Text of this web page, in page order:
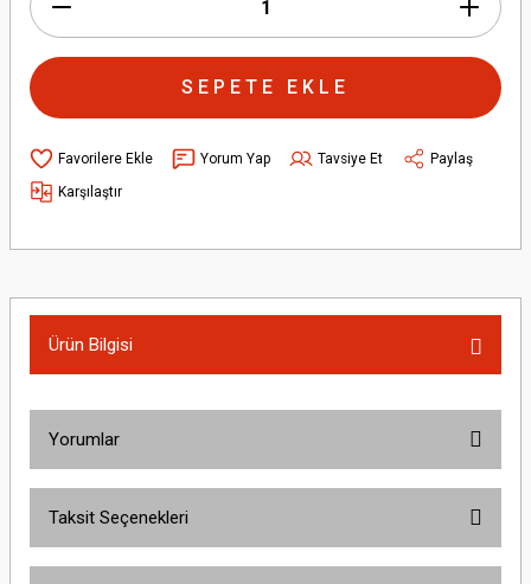
SEPETE EKLE
Yorum Yap Tavsiye Et
Paylaş
Karşılaştır
Ürün Bilgisi
Yorumlar
Taksit Seçenekleri